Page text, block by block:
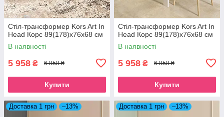
Стіл-трансформер Kors Art In
Head Корс 89(178)x76x68 см
В наявності
5 958 ₴ 6 858 ₴
Купити
Стіл-трансформер Kors Art In
Head Корс 89(178)x76x68 см
В наявності
5 958 ₴ 6 858 ₴
Купити
Доставка 1 грн –13% Доставка 1 грн –13%